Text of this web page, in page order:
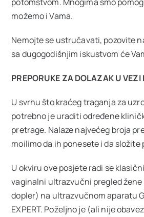
Oglas za
O nama
Kontakt
možemo i Vama.
Nemojte se ustručavati, pozovite
sa dugogodišnjim iskustvom će
PREPORUKE ZA DOLAZAK U VEZI
U svrhu što kraćeg traganja za
potrebno je uraditi određene
pretrage. Nalaze najvećeg broja
moilimo da ih ponesete i da složite
U okviru ove posjete radi se
vaginalni ultrazvučni pregled žene
dopler) na ultrazvučnom aparatu
EXPERT. Poželjno je (ali nije